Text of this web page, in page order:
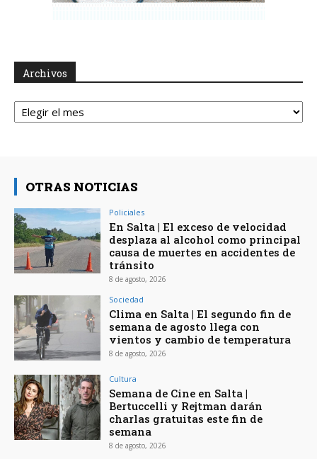
Archivos
Archivos
OTRAS NOTICIAS
Policiales
En Salta | El exceso de velocidad
desplaza al alcohol como principal
causa de muertes en accidentes de
tránsito
8 de agosto, 2026
Sociedad
Clima en Salta | El segundo fin de
semana de agosto llega con
vientos y cambio de temperatura
8 de agosto, 2026
Cultura
Semana de Cine en Salta |
Bertuccelli y Rejtman darán
charlas gratuitas este fin de
semana
8 de agosto, 2026